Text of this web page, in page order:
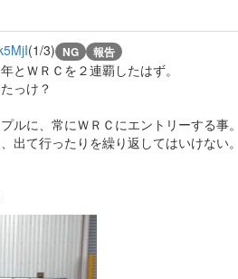
(1/3) NG 報告
とＷＲＣを２連覇したはず。
っけ？
ルに、常にＷＲＣにエントリーする事。
出て行ったりを繰り返してはいけない。